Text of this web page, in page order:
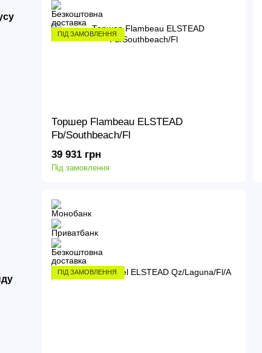
ПІД ЗАМОВЛЕННЯ
Торшер Flambeau ELSTEAD
Fb/Southbeach/Fl
39 931 грн
Під замовлення
ПІД ЗАМОВЛЕННЯ